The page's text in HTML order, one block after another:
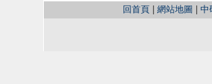
回首頁| 網站地圖 中